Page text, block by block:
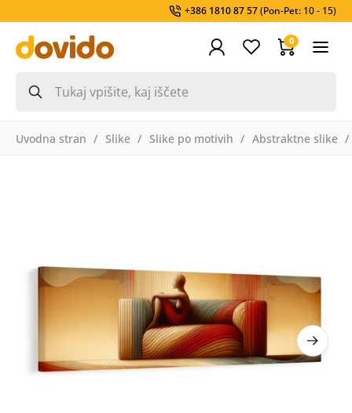
+386 1810 87 57(Pon-Pet: 10 - 15)
0
Uvodna stran Slike Slike po motivih Abstraktne slike